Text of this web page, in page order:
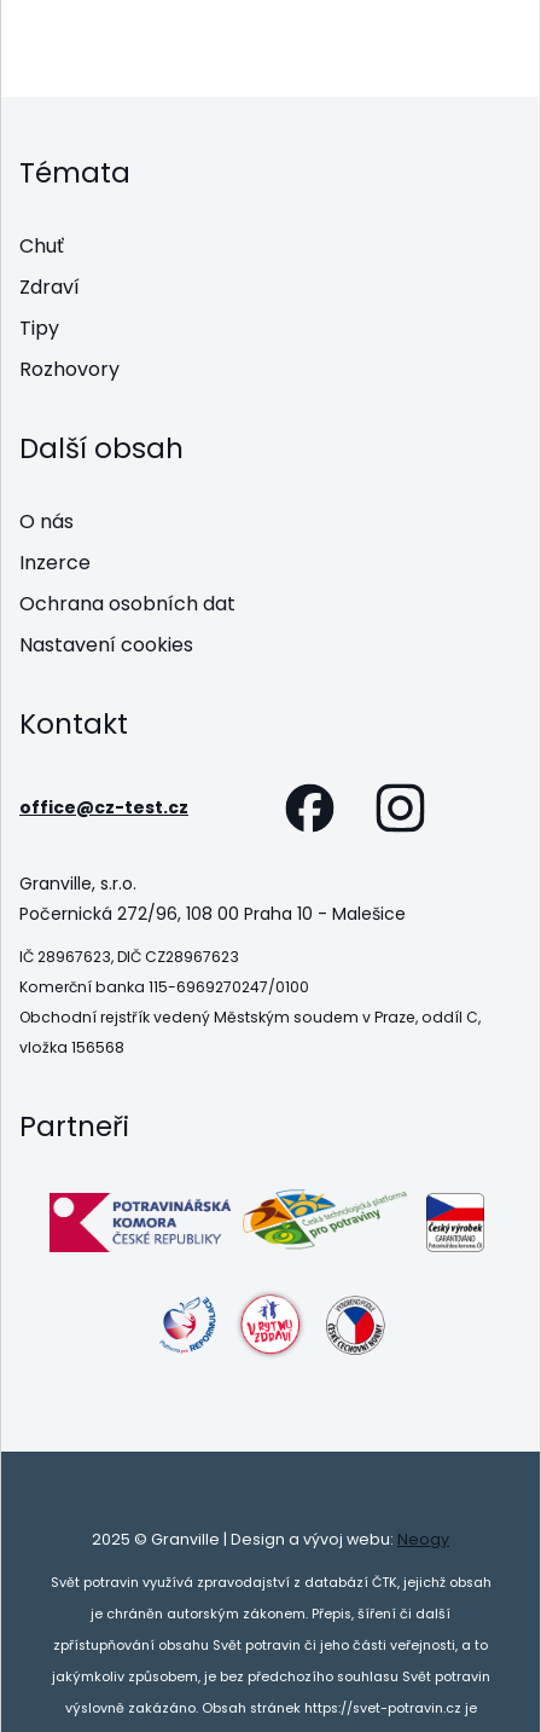
Témata
Chuť
Zdraví
Tipy
Rozhovory
Další obsah
O nás
Inzerce
Ochrana osobních dat
Nastavení cookies
Kontakt
office@cz-test.cz
Granville, s.r.o.
Počernická 272/96, 108 00 Praha 10 - Malešice
IČ 28967623, DIČ CZ28967623
Komerční banka 115-6969270247/0100
Obchodní rejstřík vedený Městským soudem v Praze, oddíl C,
vložka 156568
Partneři
2025 © Granville | Design a vývoj webu: Neogy
Svět potravin využívá zpravodajství z databází ČTK, jejichž obsah
je chráněn autorským zákonem. Přepis, šíření či další
zpřístupňování obsahu Svět potravin či jeho části veřejnosti, a to
jakýmkoliv způsobem, je bez předchozího souhlasu Svět potravin
výslovně zakázáno. Obsah stránek https://svet-potravin.cz je